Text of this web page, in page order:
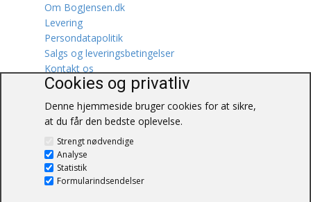
Musik
Mytologi / Sagn / Sagaer
Naturen
Oldtidskundskab
Ordbøger
Øvrige
Om BogJensen.dk
Levering
Persondatapolitik
Salgs og leveringsbetingelser
Kontakt os
Blåkærvej 25
6052 Viuf
Tlf.:60703190
Cookies og privatliv
Denne hjemmeside bruger cookies for at sikre,
at du får den bedste oplevelse.
Strengt nødvendige
Analyse
Statistik
Formularindsendelser